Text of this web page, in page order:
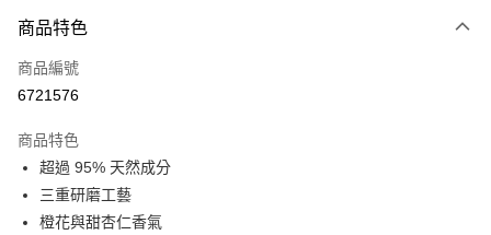
信用卡一次付款
超商取貨付款
Apple Pay
街口支付
商品特色
商品編號
6721576
商品特色
超過 95% 天然成分
三重研磨工藝
橙花與甜杏仁香氣